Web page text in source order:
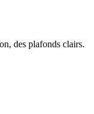
des plafonds clairs.